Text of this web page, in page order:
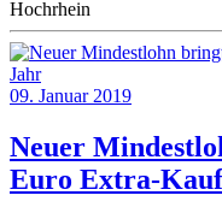
Hochrhein
09. Januar 2019
Neuer
Euro Extra-